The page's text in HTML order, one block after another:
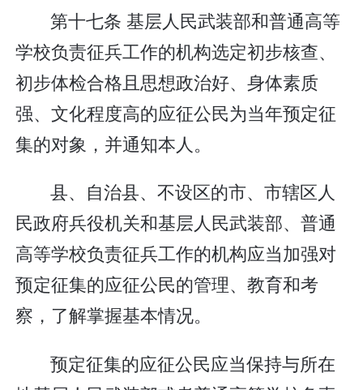
第十七条 基层人民武装部和普通高等
学校负责征兵工作的机构选定初步核查、
初步体检合格且思想政治好、身体素质
强、文化程度高的应征公民为当年预定征
集的对象，并通知本人。
县、自治县、不设区的市、市辖区人
民政府兵役机关和基层人民武装部、普通
高等学校负责征兵工作的机构应当加强对
预定征集的应征公民的管理、教育和考
察，了解掌握基本情况。
预定征集的应征公民应当保持与所在